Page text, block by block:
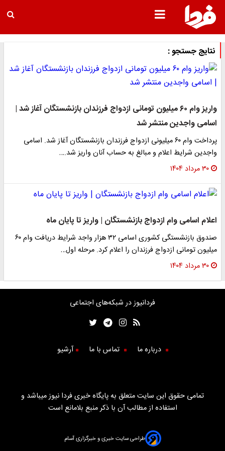
نتایج جستجو :
واریز وام ۶۰ میلیون تومانی ازدواج فرزندان بازنشستگان آغاز شد |
اسامی واجدین منتشر شد
پرداخت وام ۶۰ میلیونی ازدواج فرزندان بازنشستگان آغاز شد. اسامی
واجدین شرایط اعلام و مبالغ به حساب آنان واریز شد.…
۳۰ مرداد ۱۴۰۴
اعلام اسامی وام ازدواج بازنشستگان | واریز تا پایان ماه
صندوق بازنشستگی کشوری اسامی ۳۲ هزار واجد شرایط دریافت وام ۶۰
میلیون تومانی ازدواج فرزندان را اعلام کرد. مرحله اول…
۳۰ مرداد ۱۴۰۴
فردانیوز در شبکه‌های اجتماعی
درباره ما تماس با ما آرشیو
تمامی حقوق این سایت متعلق به پایگاه خبری فردا نیوز میباشد و
استفاده از مطالب آن با ذکر منبع بلامانع است
طراحی سایت خبری و خبرگزاری آسام